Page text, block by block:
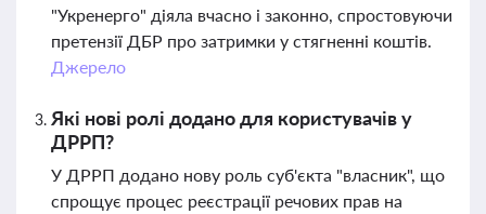
"Укренерго" діяла вчасно і законно, спростовуючи
претензії ДБР про затримки у стягненні коштів.
Джерело
Які нові ролі додано для користувачів у
ДРРП?
У ДРРП додано нову роль суб'єкта "власник", що
спрощує процес реєстрації речових прав на